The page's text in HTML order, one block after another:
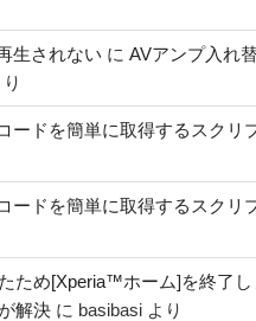
生されない に AVアンプ入れ
ードを簡単に取得するスクリ
ードを簡単に取得するスクリ
たため[Xperia™ホーム]を終了
解決 に basibasi より